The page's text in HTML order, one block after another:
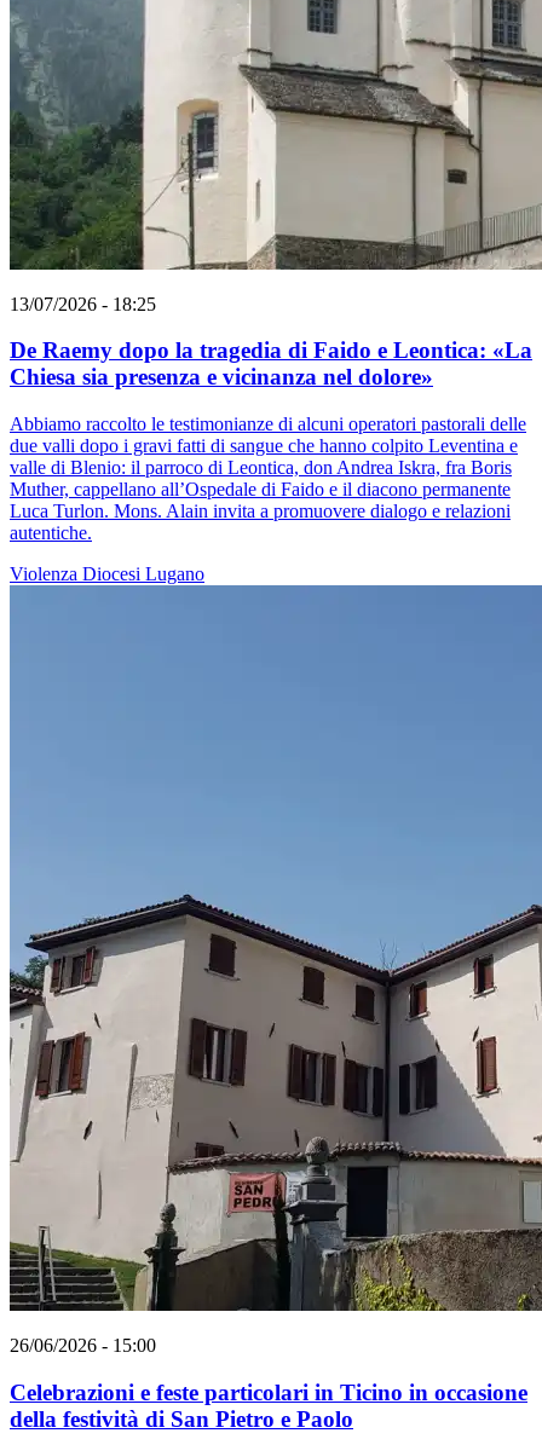
13/07/2026 - 18:25
De Raemy dopo la tragedia di Faido e Leontica: «La
Chiesa sia presenza e vicinanza nel dolore»
Abbiamo raccolto le testimonianze di alcuni operatori pastorali delle
due valli dopo i gravi fatti di sangue che hanno colpito Leventina e
valle di Blenio: il parroco di Leontica, don Andrea Iskra, fra Boris
Muther, cappellano all’Ospedale di Faido e il diacono permanente
Luca Turlon. Mons. Alain invita a promuovere dialogo e relazioni
autentiche.
Violenza Diocesi Lugano
26/06/2026 - 15:00
Celebrazioni e feste particolari in Ticino in occasione
della festività di San Pietro e Paolo